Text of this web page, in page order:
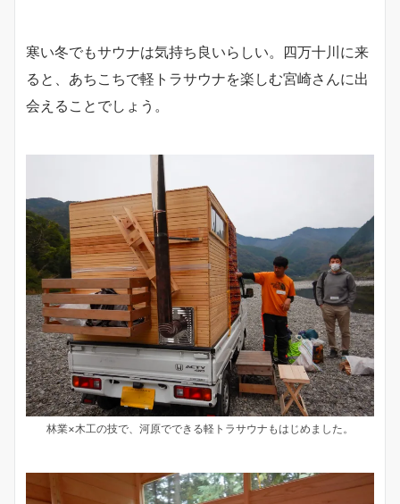
寒い冬でもサウナは気持ち良いらしい。四万十川に来
ると、あちこちで軽トラサウナを楽しむ宮崎さんに出
会えることでしょう。
林業×木工の技で、河原でできる軽トラサウナもはじめました。